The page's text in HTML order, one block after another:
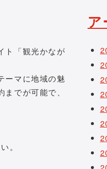
ト「観光かなが
ーマに地域の魅
でが可能で、
。
ア